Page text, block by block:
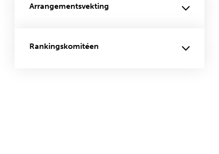
Arrangementsvekting
Rankingskomitéen